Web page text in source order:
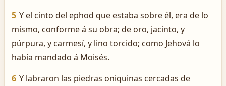
5 Y el cinto del ephod que estaba sobre él, era de lo
mismo, conforme á su obra; de oro, jacinto, y
púrpura, y carmesí, y lino torcido; como Jehová lo
había mandado á Moisés.
6 Y labraron las piedras oniquinas cercadas de